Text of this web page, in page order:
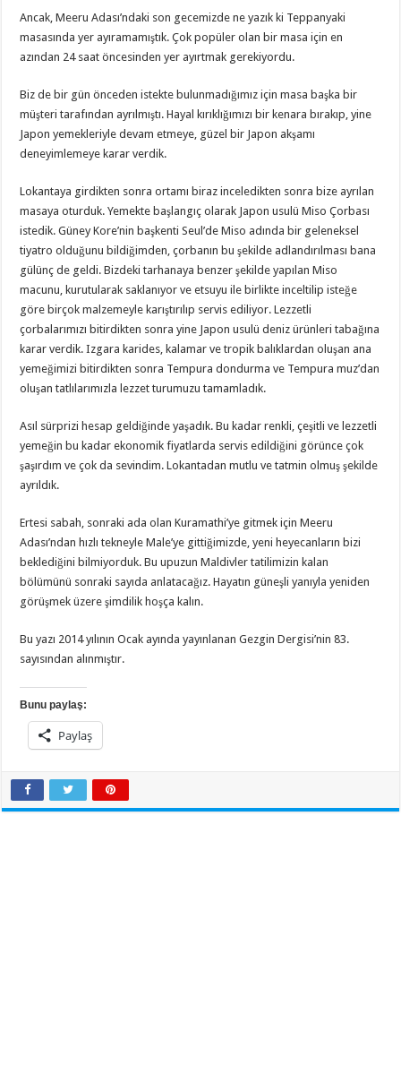
Ancak, Meeru Adası’ndaki son gecemizde ne yazık ki Teppanyaki
masasında yer ayıramamıştık. Çok popüler olan bir masa için en
azından 24 saat öncesinden yer ayırtmak gerekiyordu.
Biz de bir gün önceden istekte bulunmadığımız için masa başka bir
müşteri tarafından ayrılmıştı. Hayal kırıklığımızı bir kenara bırakıp, yine
Japon yemekleriyle devam etmeye, güzel bir Japon akşamı
deneyimlemeye karar verdik.
Lokantaya girdikten sonra ortamı biraz inceledikten sonra bize ayrılan
masaya oturduk. Yemekte başlangıç olarak Japon usulü Miso Çorbası
istedik. Güney Kore’nin başkenti Seul’de Miso adında bir geleneksel
tiyatro olduğunu bildiğimden, çorbanın bu şekilde adlandırılması bana
gülünç de geldi. Bizdeki tarhanaya benzer şekilde yapılan Miso
macunu, kurutularak saklanıyor ve etsuyu ile birlikte inceltilip isteğe
göre birçok malzemeyle karıştırılıp servis ediliyor. Lezzetli
çorbalarımızı bitirdikten sonra yine Japon usulü deniz ürünleri tabağına
karar verdik. Izgara karides, kalamar ve tropik balıklardan oluşan ana
yemeğimizi bitirdikten sonra Tempura dondurma ve Tempura muz’dan
oluşan tatlılarımızla lezzet turumuzu tamamladık.
Asıl sürprizi hesap geldiğinde yaşadık. Bu kadar renkli, çeşitli ve lezzetli
yemeğin bu kadar ekonomik fiyatlarda servis edildiğini görünce çok
şaşırdım ve çok da sevindim. Lokantadan mutlu ve tatmin olmuş şekilde
ayrıldık.
Ertesi sabah, sonraki ada olan Kuramathi’ye gitmek için Meeru
Adası’ndan hızlı tekneyle Male’ye gittiğimizde, yeni heyecanların bizi
beklediğini bilmiyorduk. Bu upuzun Maldivler tatilimizin kalan
bölümünü sonraki sayıda anlatacağız. Hayatın güneşli yanıyla yeniden
görüşmek üzere şimdilik hoşça kalın.
Bu yazı 2014 yılının Ocak ayında yayınlanan Gezgin Dergisi’nin 83.
sayısından alınmıştır.
Bunu paylaş:
Paylaş